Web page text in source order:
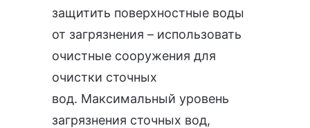
защитить поверхностные воды
от загрязнения – использовать
очистные сооружения для
очистки сточных
вод. Максимальный уровень
загрязнения сточных вод,